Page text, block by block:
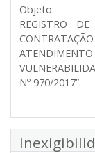
Objeto:
REGISTRO
Nº 970/2017”.